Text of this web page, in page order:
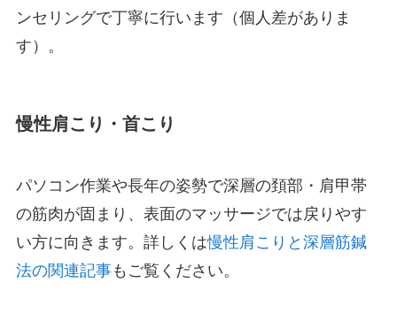
ンセリングで丁寧に行います（個人差がありま
す）。
慢性肩こり・首こり
パソコン作業や長年の姿勢で深層の頚部・肩甲帯
の筋肉が固まり、表面のマッサージでは戻りやす
い方に向きます。詳しくは慢性肩こりと深層筋鍼
法の関連記事もご覧ください。